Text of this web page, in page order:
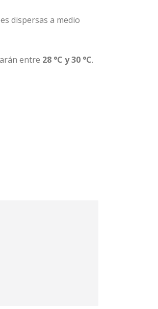
dispersas a medio
entre 28 °C y 30 °C.